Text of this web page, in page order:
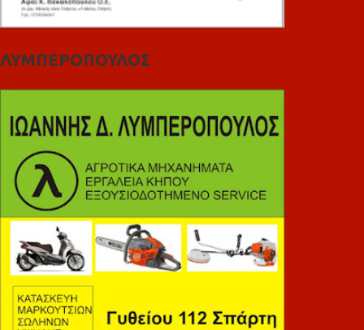
ΛΥΜΠΕΡΟΠΟΥΛΟΣ